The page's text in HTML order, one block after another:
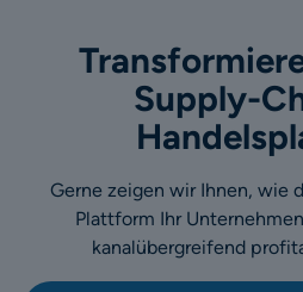
Supply-
Gerne zeigen wir Ihnen, wie
Plattform Ihr
kanalübergreifend